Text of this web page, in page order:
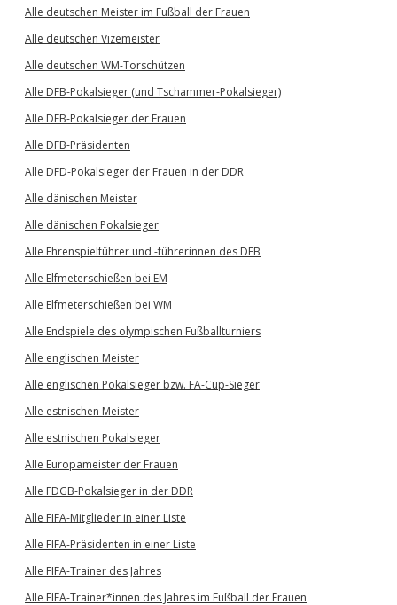
Alle deutschen Meister im Fußball der Frauen
Alle deutschen Vizemeister
Alle deutschen WM-Torschützen
Alle DFB-Pokalsieger (und Tschammer-Pokalsieger)
Alle DFB-Pokalsieger der Frauen
Alle DFB-Präsidenten
Alle DFD-Pokalsieger der Frauen in der DDR
Alle dänischen Meister
Alle dänischen Pokalsieger
Alle Ehrenspielführer und -führerinnen des DFB
Alle Elfmeterschießen bei EM
Alle Elfmeterschießen bei WM
Alle Endspiele des olympischen Fußballturniers
Alle englischen Meister
Alle englischen Pokalsieger bzw. FA-Cup-Sieger
Alle estnischen Meister
Alle estnischen Pokalsieger
Alle Europameister der Frauen
Alle FDGB-Pokalsieger in der DDR
Alle FIFA-Mitglieder in einer Liste
Alle FIFA-Präsidenten in einer Liste
Alle FIFA-Trainer des Jahres
Alle FIFA-Trainer*innen des Jahres im Fußball der Frauen